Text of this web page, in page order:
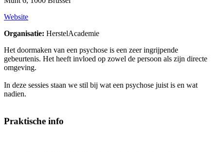
Website
Organisatie: HerstelAcademie
Het doormaken van een psychose is een zeer ingrijpende
gebeurtenis. Het heeft invloed op zowel de persoon als zijn directe
omgeving.
In deze sessies staan we stil bij wat een psychose juist is en wat
nadien.
Praktische info